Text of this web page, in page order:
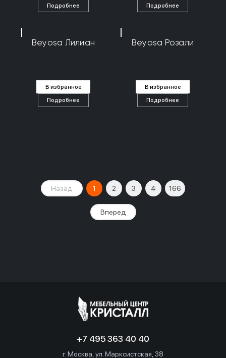
Подробнее
Подробнее
Beyosa Лилиан
В избранное
Подробнее
Beyosa Розали
В избранное
Подробнее
Назад 1 2 3 4 166
Вперед
+7 495 363 40 40
г. Москва, ул. Марксистская, 38